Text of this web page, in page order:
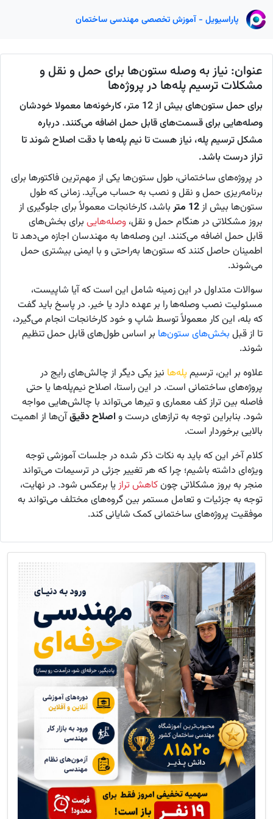
پاراسیویل - آموزش تخصصی مهندسی ساختمان
عنوان: نیاز به وصله ستون‌ها برای حمل و نقل و
مشکلات ترسیم پله‌ها در پروژه‌ها
برای حمل ستون‌های بیش از 12 متر، کارخونه‌ها معمولا خودشان
وصله‌هایی برای قسمت‌های قابل حمل اضافه می‌کنند. درباره
مشکل ترسیم پله، نیاز هست تا نیم پله‌ها با دقت اصلاح شوند تا
تراز درست باشد.
در پروژه‌های ساختمانی، طول ستون‌ها یکی از مهم‌ترین فاکتورها برای
برنامه‌ریزی حمل و نقل و نصب به حساب می‌آید. زمانی که طول
ستون‌ها بیش از12 متر
باشد، کارخانجات معمولاً برای جلوگیری از
بروز مشکلاتی در هنگام حمل و نقل، وصله‌هایی برای بخش‌های
قابل حمل اضافه می‌کنند. این وصله‌ها به مهندسان اجازه می‌دهد تا
اطمینان حاصل کنند که ستون‌ها به‌راحتی و با ایمنی بیشتری حمل
می‌شوند.
سوالات متداول در این زمینه شامل این است که آیا شاپیست،
مسئولیت نصب وصله‌ها را بر عهده دارد یا خیر. در پاسخ باید گفت
که بله، این کار معمولاً توسط شاپ و خود کارخانجات انجام می‌گیرد،
تا از قبل بخش‌های ستون‌ها بر اساس طول‌های قابل حمل تنظیم
شوند.
علاوه بر این، ترسیمپله‌ها نیز یکی دیگر از چالش‌های رایج در
پروژه‌های ساختمانی است. در این راستا، اصلاح نیم‌پله‌ها یا حتی
فاصله بین تراز کف معماری و تیرها می‌تواند با چالش‌هایی مواجه
شود. بنابراین توجه به ترازهای درست و اصلاح دقیقآن‌ها از اهمیت
بالایی برخوردار است.
کلام آخر این که باید به نکات ذکر شده در جلسات آموزشی توجه
ویژه‌ای داشته باشیم؛ چرا که هر تغییر جزئی در ترسیمات می‌تواند
منجر به بروز مشکلاتی چونکاهش ترازیا برعکس شود. در نهایت،
توجه به جزئیات و تعامل مستمر بین گروه‌های مختلف می‌تواند به
موفقیت پروژه‌های ساختمانی کمک شایانی کند.